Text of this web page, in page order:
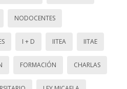
NODOCENTES
I + D IITEA IITAE
FORMACIÓN CHARLAS